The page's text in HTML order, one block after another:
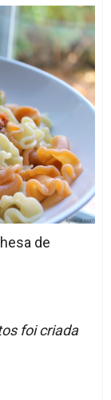
de
foi criada